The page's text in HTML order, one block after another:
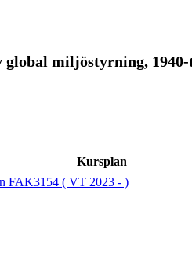
global miljöstyrning,
Kursplan
FAK3154 ( VT 2023 - )